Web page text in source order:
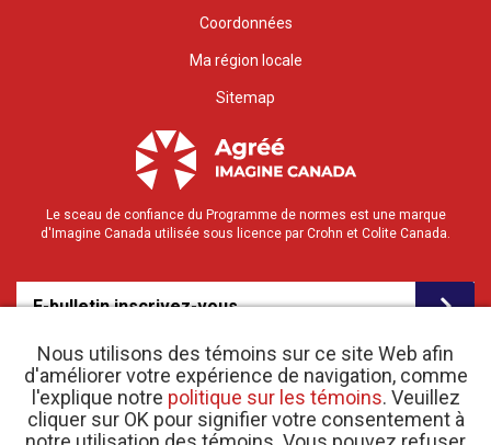
Nous utilisons des témoins sur ce site Web afin
d'améliorer votre expérience de navigation, comme
l'explique notre politique sur les témoins. Veuillez
cliquer sur OK pour signifier votre consentement à
Coordonnées
Ma région locale
Sitemap
Le sceau de confiance du Programme de normes est une marque
d'Imagine Canada utilisée sous licence par Crohn et Colite Canada.
E-bulletin inscrivez-vous